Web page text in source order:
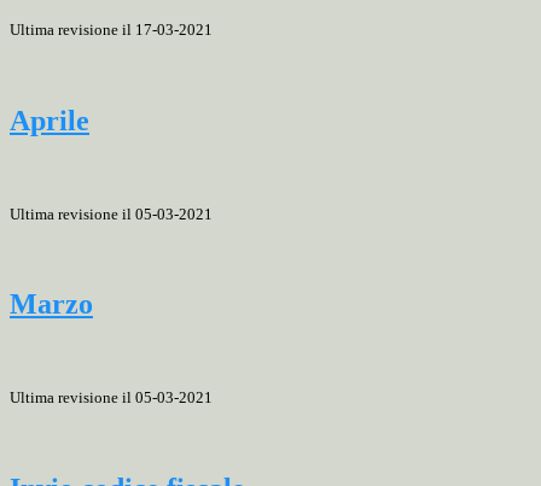
Ultima revisione il 17-03-2021
Aprile
Ultima revisione il 05-03-2021
Marzo
Ultima revisione il 05-03-2021